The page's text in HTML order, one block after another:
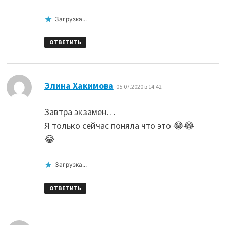
Загрузка...
ОТВЕТИТЬ
Элина Хакимова 05.07.2020 в 14:42
Завтра экзамен…
Я только сейчас поняла что это 😂😂
😂
Загрузка...
ОТВЕТИТЬ